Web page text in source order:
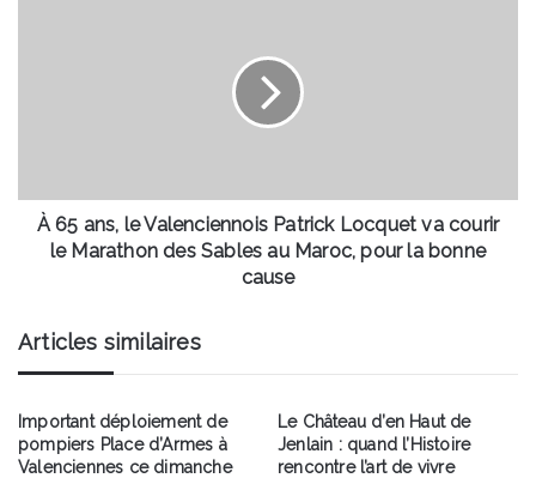
courir
Marathon
Maroc,
pour
bonne
cause
À 65 ans, le Valenciennois Patrick Locquet va courir
le Marathon des Sables au Maroc, pour la bonne
cause
Articles similaires
Important déploiement de
pompiers Place d’Armes à
Valenciennes ce dimanche
Le Château d’en Haut de
Jenlain : quand l’Histoire
rencontre l’art de vivre